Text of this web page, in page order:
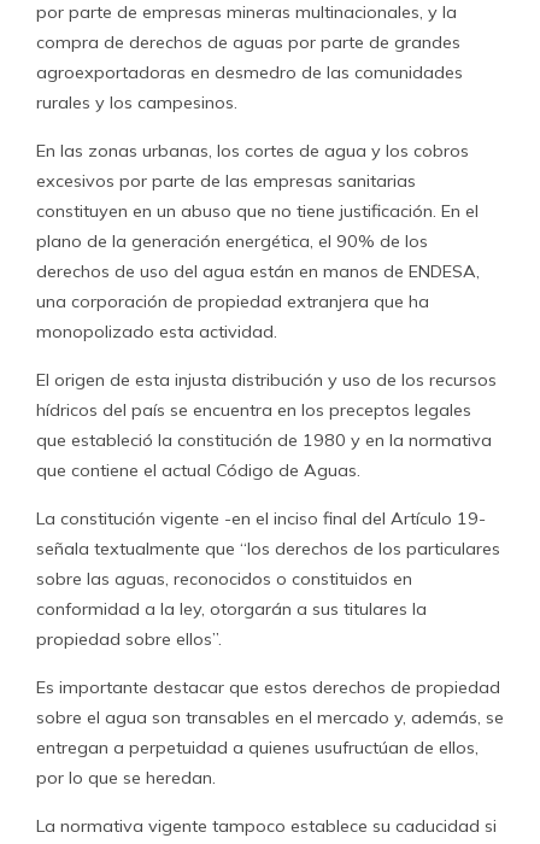
por parte de empresas mineras multinacionales, y la
compra de derechos de aguas por parte de grandes
agroexportadoras en desmedro de las comunidades
rurales y los campesinos.
En las zonas urbanas, los cortes de agua y los cobros
excesivos por parte de las empresas sanitarias
constituyen en un abuso que no tiene justificación. En el
plano de la generación energética, el 90% de los
derechos de uso del agua están en manos de ENDESA,
una corporación de propiedad extranjera que ha
monopolizado esta actividad.
El origen de esta injusta distribución y uso de los recursos
hídricos del país se encuentra en los preceptos legales
que estableció la constitución de 1980 y en la normativa
que contiene el actual Código de Aguas.
La constitución vigente -en el inciso final del Artículo 19-
señala textualmente que “los derechos de los particulares
sobre las aguas, reconocidos o constituidos en
conformidad a la ley, otorgarán a sus titulares la
propiedad sobre ellos”.
Es importante destacar que estos derechos de propiedad
sobre el agua son transables en el mercado y, además, se
entregan a perpetuidad a quienes usufructúan de ellos,
por lo que se heredan.
La normativa vigente tampoco establece su caducidad si